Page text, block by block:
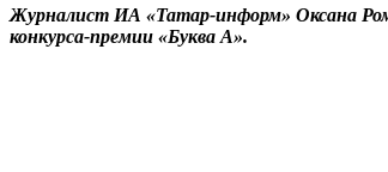
Журналист ИА «Татар-информ» Оксана
конкурса-премии «Буква А».